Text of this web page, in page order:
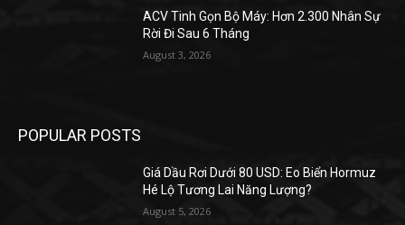
ACV Tinh Gọn Bộ Máy: Hơn 2.300 Nhân Sự
Rời Đi Sau 6 Tháng
August 3, 2026
POPULAR POSTS
Giá Dầu Rơi Dưới 80 USD: Eo Biển Hormuz
Hé Lộ Tương Lai Năng Lượng?
August 5, 2026